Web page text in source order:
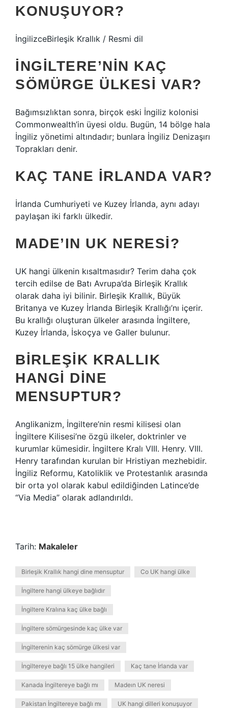
KONUŞUYOR?
İngilizceBirleşik Krallık / Resmi dil
İNGILTERE’NIN KAÇ
SÖMÜRGE ÜLKESI VAR?
Bağımsızlıktan sonra, birçok eski İngiliz kolonisi
Commonwealth’in üyesi oldu. Bugün, 14 bölge hala
İngiliz yönetimi altındadır; bunlara İngiliz Denizaşırı
Toprakları denir.
KAÇ TANE İRLANDA VAR?
İrlanda Cumhuriyeti ve Kuzey İrlanda, aynı adayı
paylaşan iki farklı ülkedir.
MADE’IN UK NERESI?
UK hangi ülkenin kısaltmasıdır? Terim daha çok
tercih edilse de Batı Avrupa’da Birleşik Krallık
olarak daha iyi bilinir. Birleşik Krallık, Büyük
Britanya ve Kuzey İrlanda Birleşik Krallığı’nı içerir.
Bu krallığı oluşturan ülkeler arasında İngiltere,
Kuzey İrlanda, İskoçya ve Galler bulunur.
BIRLEŞIK KRALLIK
HANGI DINE
MENSUPTUR?
Anglikanizm, İngiltere’nin resmi kilisesi olan
İngiltere Kilisesi’ne özgü ilkeler, doktrinler ve
kurumlar kümesidir. İngiltere Kralı VIII. Henry. VIII.
Henry tarafından kurulan bir Hristiyan mezhebidir.
İngiliz Reformu, Katoliklik ve Protestanlık arasında
bir orta yol olarak kabul edildiğinden Latince’de
“Via Media” olarak adlandırıldı.
Tarih: Makaleler
Birleşik Krallık hangi dine mensuptur Co UK hangi ülke
İngiltere hangi ülkeye bağlıdır
İngiltere Kralına kaç ülke bağlı
İngiltere sömürgesinde kaç ülke var
İngilterenin kaç sömürge ülkesi var
İngiltereye bağlı 15 ülke hangileri Kaç tane İrlanda var
Kanada İngiltereye bağlı mı Madeın UK neresi
Pakistan İngiltereye bağlı mı UK hangi dilleri konuşuyor